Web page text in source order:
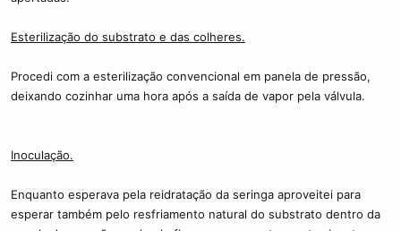
Esterilização do substrato e das colheres.
Procedi com a esterilização convencional em panela de pressão,
deixando cozinhar uma hora após a saída de vapor pela válvula.
Inoculação.
Enquanto esperava pela reidratação da seringa aproveitei para
esperar também pelo resfriamento natural do substrato dentro da